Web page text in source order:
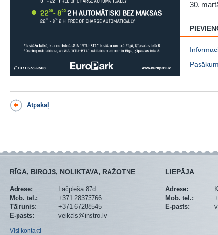
30.
Atpakaļ
RĪGA, BIROJS, NOLIKTAVA, RAŽOTNE
Adrese:
Lāčplēša 87d
Mob. tel.:
+371 28373766
Tālrunis:
+371 67288545
E-pasts:
veikals@instro.lv
Visi kontakti
LIEPĀJA
Adrese:
Mob. tel.:
E-pasts: